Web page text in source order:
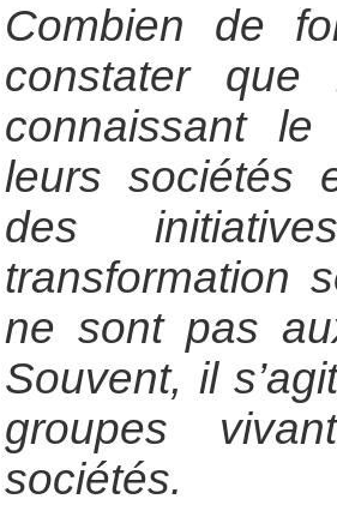
Combien de
constater que
connaissant
leurs sociétés
des
transformation
ne sont pas
Souvent, il
groupes
sociétés.